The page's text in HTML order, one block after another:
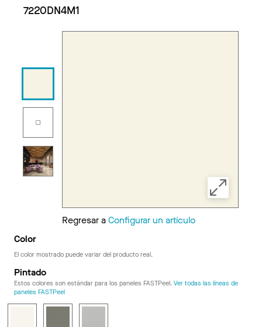
7220DN4M1
Regresar aConfigurar un artículo
Color
El color mostrado puede variar del producto real.
Pintado
Estos colores son estándar para los paneles FASTPeel. Ver todas las líneas de
paneles FASTPeel